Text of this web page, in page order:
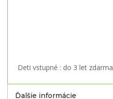
Deti vstupné : do 3 let zdarma
Ďalšie informácie